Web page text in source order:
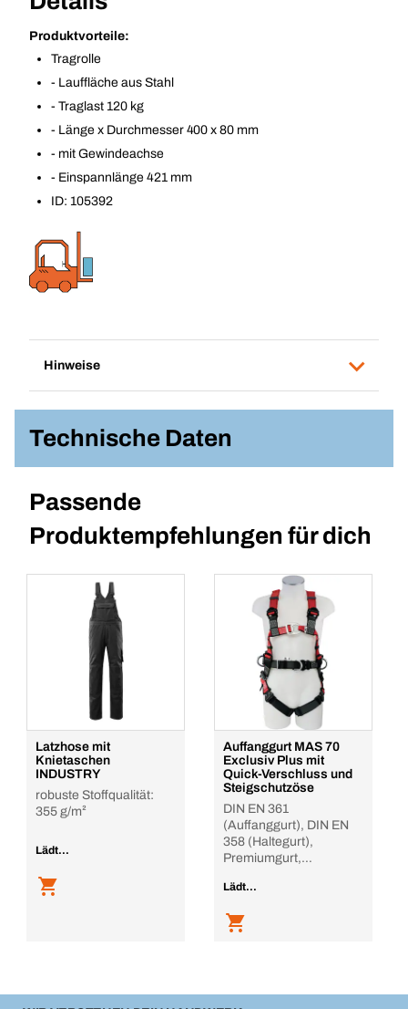
Produktvorteile:
Tragrolle
- Lauffläche aus Stahl
- Traglast 120 kg
- Länge x Durchmesser 400 x 80 mm
- mit Gewindeachse
- Einspannlänge 421 mm
ID: 105392
Hinweise
Technische Daten
Passende
Produktempfehlungen für dich
Latzhose mit
Knietaschen
INDUSTRY
robuste Stoffqualität:
355 g/m²
Lädt...
Auffanggurt MAS 70
Exclusiv Plus mit
Quick-Verschluss und
Steigschutzöse
DIN EN 361
(Auffanggurt), DIN EN
358 (Haltegurt),
Premiumgurt,
Lädt...